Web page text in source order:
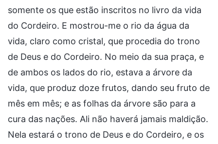
somente os que estão inscritos no livro da vida
do Cordeiro. E mostrou-me o rio da água da
vida, claro como cristal, que procedia do trono
de Deus e do Cordeiro. No meio da sua praça, e
de ambos os lados do rio, estava a árvore da
vida, que produz doze frutos, dando seu fruto de
mês em mês; e as folhas da árvore são para a
cura das nações. Ali não haverá jamais maldição.
Nela estará o trono de Deus e do Cordeiro, e os